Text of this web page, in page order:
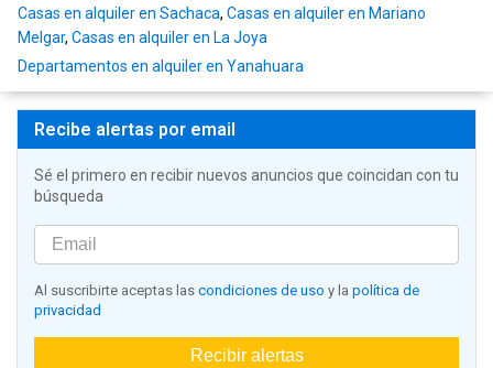
Casas en alquiler en Sachaca, Casas en alquiler en Mariano
Melgar, Casas en alquiler en La Joya
Departamentos en alquiler en Yanahuara
Recibe alertas por email
Sé el primero en recibir nuevos anuncios que coincidan con tu
búsqueda
Al suscribirte aceptas las condiciones de uso y la política de
privacidad
Recibir alertas